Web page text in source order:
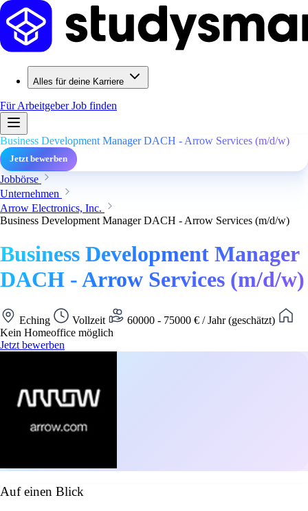
Alles für deine Karriere
Für ArbeitgeberJob finden
Business Development Manager DACH - Arrow Services (m/d/w)
Jetzt bewerben
Jobbörse
Unternehmen
Arrow Electronics, Inc.
Business Development Manager DACH - Arrow Services (m/d/w)
Business Development Manager
DACH - Arrow Services (m/d/w)
Eching Vollzeit
60000 - 75000 € / Jahr (geschätzt)
Kein Homeoffice möglich
Jetzt bewerben
Auf einen Blick